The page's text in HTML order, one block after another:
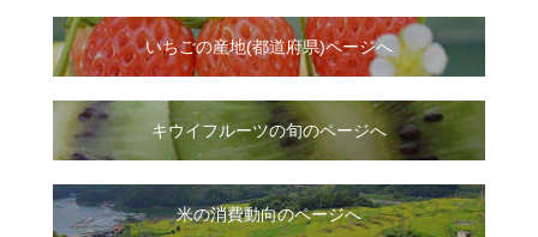
いちごの産地(都道府県)ページへ
キウイフルーツの旬のページへ
米の消費動向のページへ